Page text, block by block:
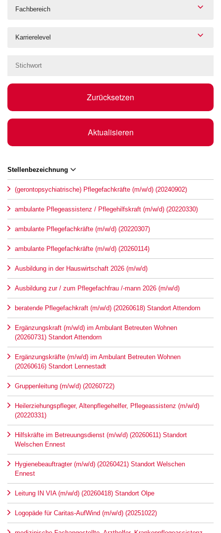
Fachbereich
Karrierelevel
Zurücksetzen
Aktualisieren
Stellenbezeichnung
(gerontopsychiatrische) Pflegefachkräfte (m/w/d) (20240902)
ambulante Pflegeassistenz / Pflegehilfskraft (m/w/d) (20220330)
ambulante Pflegefachkräfte (m/w/d) (20220307)
ambulante Pflegefachkräfte (m/w/d) (20260114)
Ausbildung in der Hauswirtschaft 2026 (m/w/d)
Ausbildung zur / zum Pflegefachfrau /-mann 2026 (m/w/d)
beratende Pflegefachkraft (m/w/d) (20260618) Standort Attendorn
Ergänzungskraft (m/w/d) im Ambulant Betreuten Wohnen
(20260731) Standort Attendorn
Ergänzungskräfte (m/w/d) im Ambulant Betreuten Wohnen
(20260616) Standort Lennestadt
Gruppenleitung (m/w/d) (20260722)
Heilerziehungspfleger, Altenpflegehelfer, Pflegeassistenz (m/w/d)
(20220331)
Hilfskräfte im Betreuungsdienst (m/w/d) (20260611) Standort
Welschen Ennest
Hygienebeauftragter (m/w/d) (20260421) Standort Welschen
Ennest
Leitung IN VIA (m/w/d) (20260418) Standort Olpe
Logopäde für Caritas-AufWind (m/w/d) (20251022)